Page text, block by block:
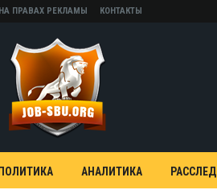
НА ПРАВАХ РЕКЛАМЫ КОНТАКТЫ
ПОЛИТИКА АНАЛИТИКА